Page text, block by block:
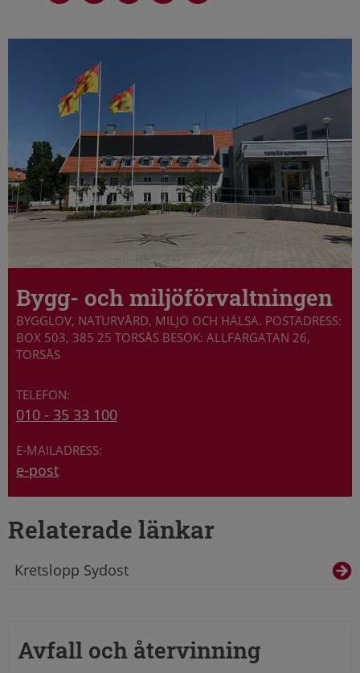
Bygg- och miljöförvaltningen
BYGGLOV, NATURVÅRD, MILJÖ OCH HÄLSA. POSTADRESS:
BOX 503, 385 25 TORSÅS BESÖK: ALLFARGATAN 26,
TORSÅS
010 - 35 33 100
e-post
Relaterade länkar
Kretslopp Sydost
Avfall och återvinning